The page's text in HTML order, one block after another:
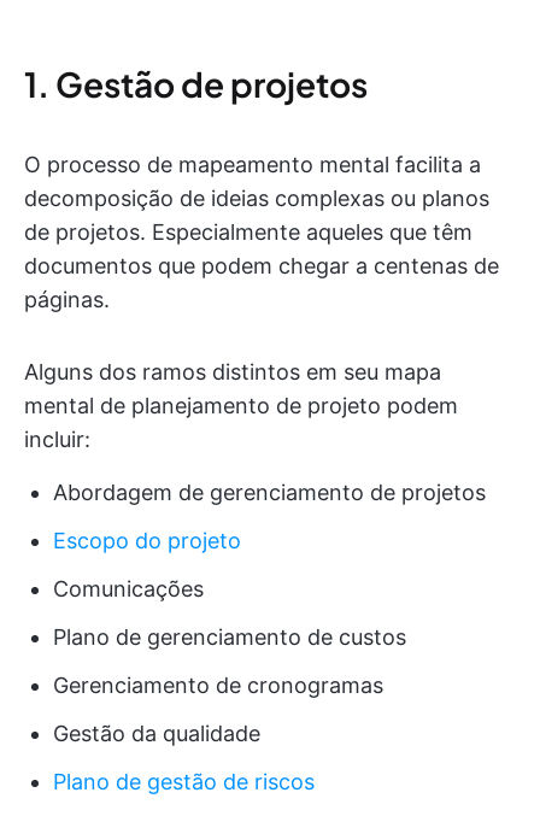
1. Gestão de projetos
O processo de mapeamento mental facilita a
decomposição de ideias complexas ou planos
de projetos. Especialmente aqueles que têm
documentos que podem chegar a centenas de
páginas.
Alguns dos ramos distintos em seu mapa
mental de planejamento de projeto podem
incluir:
Abordagem de gerenciamento de projetos
Escopo do projeto
Comunicações
Plano de gerenciamento de custos
Gerenciamento de cronogramas
Gestão da qualidade
Plano de gestão de riscos